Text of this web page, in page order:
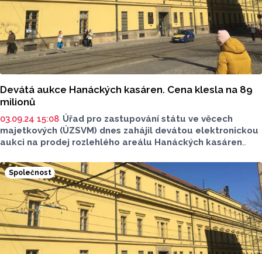
Devátá aukce Hanáckých kasáren. Cena klesla na 89
milionů
03.09.24 15:08 Úřad pro zastupování státu ve věcech
majetkových (ÚZSVM) dnes zahájil devátou elektronickou
aukci na prodej rozlehlého areálu Hanáckých kasáren
ve středu, klesla minimální kupní cena na 89 milionů korun
ze 111 milionů korun v předchozím kole aukce. Nejméně
jeden zájemce složil kauci a devátý pokus o vydražení
Hanáckých kasáren mohl začít. ČTK dnes informaci získala
na webu ÚZSVM. V předchozích osmi aukcích se státu
nepodařilo pro kasárny najít kupce, nikdo totiž neučinil
příhoz aspoň ve výši minimální ceny. Stát proto cenu
nemovitosti postupně snižuje.
Společnost